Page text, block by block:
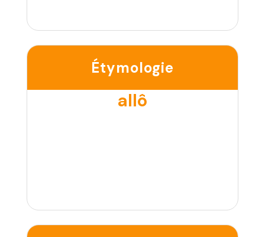
Étymologie
allô